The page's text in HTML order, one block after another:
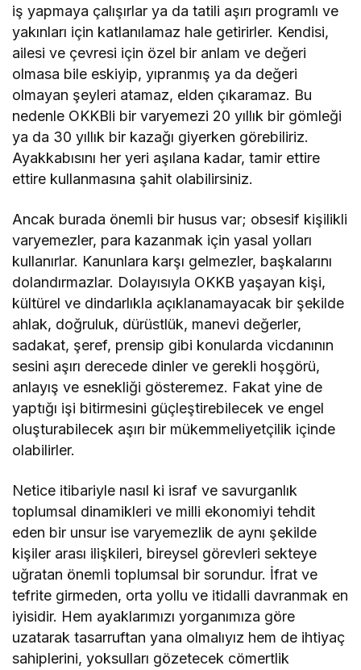
iş yapmaya çalışırlar ya da tatili aşırı programlı ve
yakınları için katlanılamaz hale getirirler. Kendisi,
ailesi ve çevresi için özel bir anlam ve değeri
olmasa bile eskiyip, yıpranmış ya da değeri
olmayan şeyleri atamaz, elden çıkaramaz. Bu
nedenle OKKBli bir varyemezi 20 yıllık bir gömleği
ya da 30 yıllık bir kazağı giyerken görebiliriz.
Ayakkabısını her yeri aşılana kadar, tamir ettire
ettire kullanmasına şahit olabilirsiniz.
Ancak burada önemli bir husus var; obsesif kişilikli
varyemezler, para kazanmak için yasal yolları
kullanırlar. Kanunlara karşı gelmezler, başkalarını
dolandırmazlar. Dolayısıyla OKKB yaşayan kişi,
kültürel ve dindarlıkla açıklanamayacak bir şekilde
ahlak, doğruluk, dürüstlük, manevi değerler,
sadakat, şeref, prensip gibi konularda vicdanının
sesini aşırı derecede dinler ve gerekli hoşgörü,
anlayış ve esnekliği gösteremez. Fakat yine de
yaptığı işi bitirmesini güçleştirebilecek ve engel
oluşturabilecek aşırı bir mükemmeliyetçilik içinde
olabilirler.
Netice itibariyle nasıl ki israf ve savurganlık
toplumsal dinamikleri ve milli ekonomiyi tehdit
eden bir unsur ise varyemezlik de aynı şekilde
kişiler arası ilişkileri, bireysel görevleri sekteye
uğratan önemli toplumsal bir sorundur. İfrat ve
tefrite girmeden, orta yollu ve itidalli davranmak en
iyisidir. Hem ayaklarımızı yorganımıza göre
uzatarak tasarruftan yana olmalıyız hem de ihtiyaç
sahiplerini, yoksulları gözetecek cömertlik